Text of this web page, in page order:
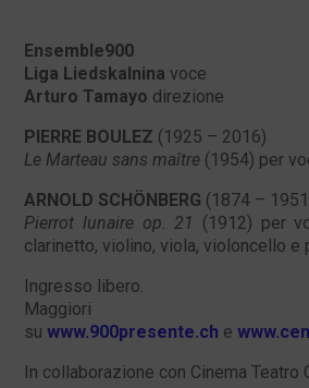
Ensemble900
Liga Liedskalnina voce
Arturo Tamayo direzione
PIERRE BOULEZ (1925 – 2016)
Le Marteau sans maître (1954) per
ARNOLD SCHÖNBERG (1874 –
Pierrot lunaire op. 21 (1912) per
clarinetto, violino, viola, violoncello e
Ingresso libero.
Maggiori
su www.900presente.ch e
In collaborazione con Cinema Teatro